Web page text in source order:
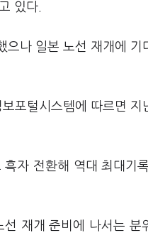
있다.
나 일본 노선 재개에 기
포털시스템에 따르면
자 전환해 역대 최대기
재개 준비에 나서는 분